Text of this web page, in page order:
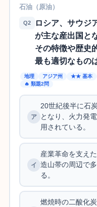
石油（原油）
Q2
ロシア、サウジ
が主な産出国と
その特徴や歴史
最も適切なもの
地理 アジア州 ★★ 基本
🔥 類題2問
20世紀後半に石
となり、火力発
用されている。
産業革命を支え
造山帯の周辺で
る。
燃焼時の二酸化